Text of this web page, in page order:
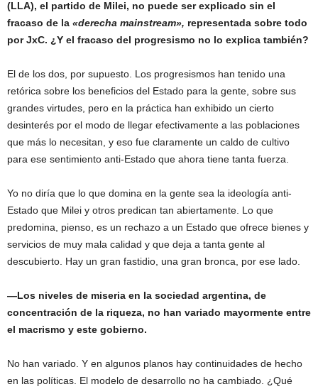
(LLA), el partido de Milei, no puede ser explicado sin el
fracaso de la «derecha mainstream», representada sobre todo
por JxC. ¿Y el fracaso del progresismo no lo explica también?
El de los dos, por supuesto. Los progresismos han tenido una
retórica sobre los beneficios del Estado para la gente, sobre sus
grandes virtudes, pero en la práctica han exhibido un cierto
desinterés por el modo de llegar efectivamente a las poblaciones
que más lo necesitan, y eso fue claramente un caldo de cultivo
para ese sentimiento anti-Estado que ahora tiene tanta fuerza.
Yo no diría que lo que domina en la gente sea la ideología anti-
Estado que Milei y otros predican tan abiertamente. Lo que
predomina, pienso, es un rechazo a un Estado que ofrece bienes y
servicios de muy mala calidad y que deja a tanta gente al
descubierto. Hay un gran fastidio, una gran bronca, por ese lado.
—Los niveles de miseria en la sociedad argentina, de
concentración de la riqueza, no han variado mayormente entre
el macrismo y este gobierno.
No han variado. Y en algunos planos hay continuidades de hecho
en las políticas. El modelo de desarrollo no ha cambiado. ¿Qué